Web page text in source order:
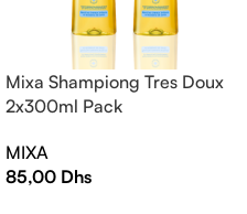
Mixa Shampiong Tres Doux
2x300ml Pack
MIXA
85,00 Dhs